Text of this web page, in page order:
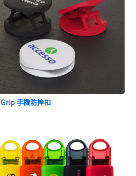
Grip 手機防摔扣